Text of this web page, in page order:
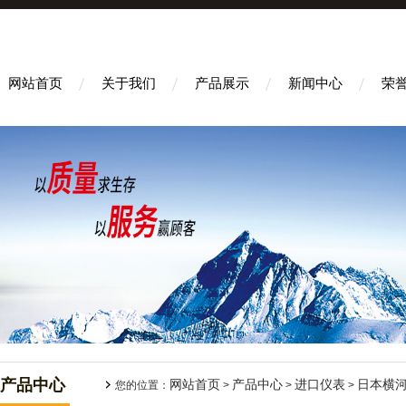
网站首页 关于我们 产品展示 新闻中心 荣
产品中心 您的位置： 网站首页 > 产品中心 > 进口仪表 > 日本横